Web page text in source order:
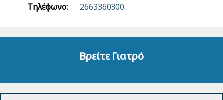
Τηλέφωνο:
2663360300
Βρείτε Γιατρό